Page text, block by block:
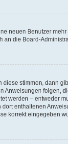
neuen Benutzer
an die Board-
stimmen, dann
folgen,
werden – entweder
enthaltenen
korrekt eingegeben